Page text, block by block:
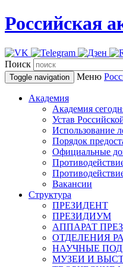
Российская
Поиск
Toggle navigation Меню
Академия
Академия
Устав
Использование
Порядок
Официальные
Вакансии
Структура
ПРЕЗИДЕНТ
ПРЕЗИДИУМ
АППАРАТ
ОТДЕЛЕНИЯ
НАУЧНЫЕ
МУЗЕИ И